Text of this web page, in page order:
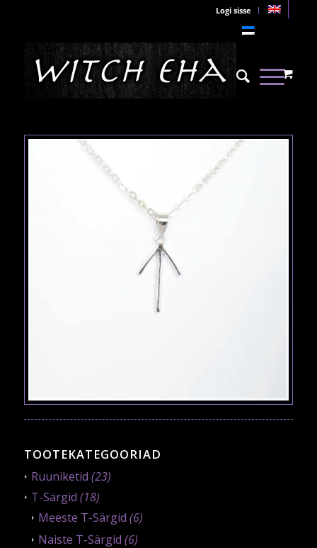
Logi sisse
TOOTEKATEGOORIAD
Ruuniketid (23)
T-Särgid (18)
Meeste T-Särgid (6)
Naiste T-Särgid (6)